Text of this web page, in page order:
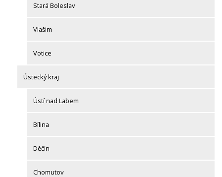
Stará Boleslav
Vlašim
Votice
Ústecký kraj
Ústí nad Labem
Bílina
Děčín
Chomutov